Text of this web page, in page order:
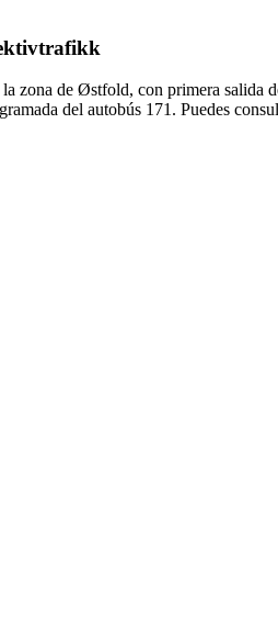
de Østfold, con primera salida
del autobús 171. Puedes